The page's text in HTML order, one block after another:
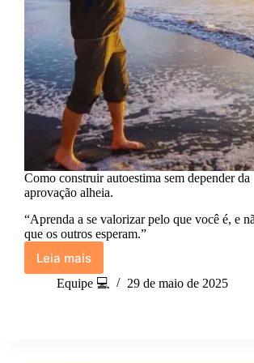
Como construir autoestima sem depender da
aprovação alheia.
“Aprenda a se valorizar pelo que você é, e
que os outros esperam.”
Leia mais
Como
construir
autoestima
Equipe 💻 29 de maio de 2025